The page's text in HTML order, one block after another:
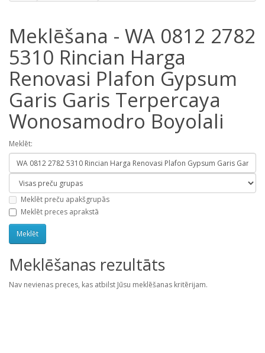
Meklēšana - WA 0812 2782
5310 Rincian Harga
Renovasi Plafon Gypsum
Garis Garis Terpercaya
Wonosamodro Boyolali
Meklēt:
Meklēt preču apakšgrupās
Meklēt preces aprakstā
Meklēšanas rezultāts
Nav nevienas preces, kas atbilst Jūsu meklēšanas kritērijam.